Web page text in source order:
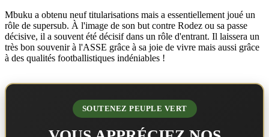
Mbuku a obtenu neuf titularisations mais a essentiellement joué un
rôle de supersub. À l'image de son but contre Rodez ou sa passe
décisive, il a souvent été décisif dans un rôle d'entrant. Il laissera un
très bon souvenir à l'ASSE grâce à sa joie de vivre mais aussi grâce
à des qualités footballistiques indéniables !
SOUTENEZ PEUPLE VERT